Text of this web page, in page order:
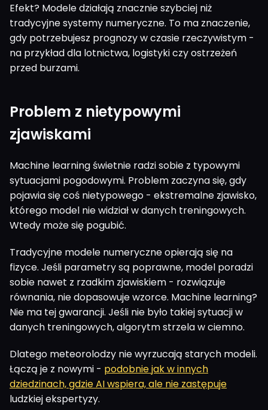
Efekt? Modele działają znacznie szybciej niż
tradycyjne systemy numeryczne. To ma znaczenie,
gdy potrzebujesz prognozy w czasie rzeczywistym -
na przykład dla lotnictwa, logistyki czy ostrzeżeń
przed burzami.
Problem z nietypowymi
zjawiskami
Machine learning świetnie radzi sobie z typowymi
sytuacjami pogodowymi. Problem zaczyna się, gdy
pojawia się coś nietypowego - ekstremalne zjawisko,
którego model nie widział w danych treningowych.
Wtedy może się pogubić.
Tradycyjne modele numeryczne opierają się na
fizyce. Jeśli parametry są poprawne, model poradzi
sobie nawet z rzadkim zjawiskiem - rozwiązuje
równania, nie dopasowuje wzorce. Machine learning?
Nie ma tej gwarancji. Jeśli nie było takiej sytuacji w
danych treningowych, algorytm strzela w ciemno.
Dlatego meteorolodzy nie wyrzucają starych modeli.
Łączą je z nowymi - podobnie jak w innych
dziedzinach, gdzie AI wspiera, ale nie zastępuje
ludzkiej ekspertyzy.